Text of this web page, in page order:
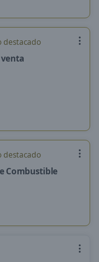
destacado
destacado
Combustible